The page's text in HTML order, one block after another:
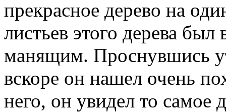
прекрасное дерево на
листьев этого дерева
манящим. Проснувшись
вскоре он нашел очень
него, он увидел то самое